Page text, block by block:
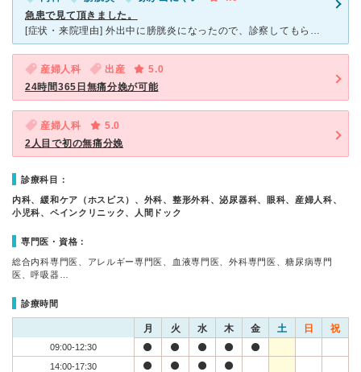
急患で見て頂きました。
[症状・来院理由] 外出中に膀胱炎になったので、診察してもらった。 [医師の診断・治療法] 先生の診断は、膀胱炎。薬を飲めば治ると言われました。 [感想・費用・待ち時間・看護師などスタッフの対
産婦人科 出産
5.0
24時間365日無痛分娩が可能
産婦人科
5.0
2人目で初の無痛分娩
診療科目：
内科、緩和ケア（ホスピス）、外科、整形外科、泌尿器科、眼科、産婦人科、
小児科、ペインクリニック、人間ドック
専門医・資格：
総合内科専門医、アレルギー専門医、血液専門医、外科専門医、糖尿病専門
医、呼吸器…
診療時間
月 火 水 木 金 土 日 祝
09:00-12:30
14:00-17:30